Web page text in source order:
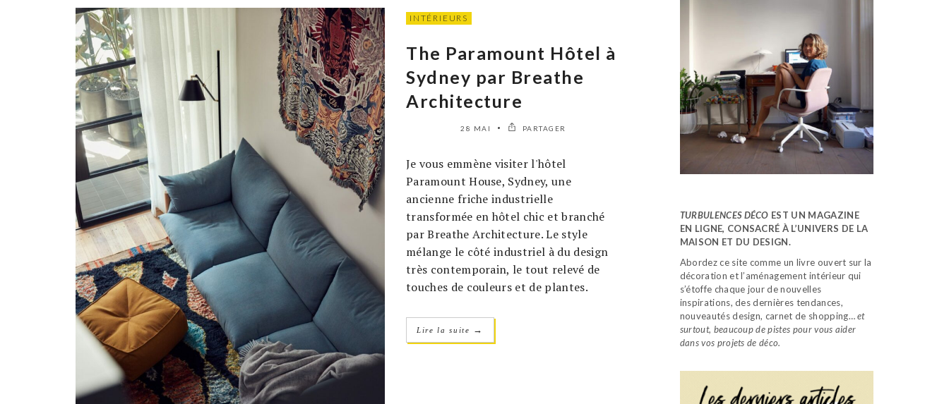
INTÉRIEURS
The Paramount Hôtel à
Sydney par Breathe
Architecture
28 MAI PARTAGER
Je vous emmène visiter l'hôtel
Paramount House, Sydney, une
ancienne friche industrielle
transformée en hôtel chic et branché
par Breathe Architecture. Le style
mélange le côté industriel à du design
très contemporain, le tout relevé de
touches de couleurs et de plantes.
Lire la suite →
TURBULENCES DÉCO EST UN MAGAZINE
EN LIGNE, CONSACRÉ À L’UNIVERS DE LA
MAISON ET DU DESIGN.
Abordez ce site comme un livre ouvert sur la
décoration et l’aménagement intérieur qui
s’étoffe chaque jour de nouvelles
inspirations, des dernières tendances,
nouveautés design, carnet de shopping…et
surtout, beaucoup de pistes pour vous aider
dans vos projets de déco.